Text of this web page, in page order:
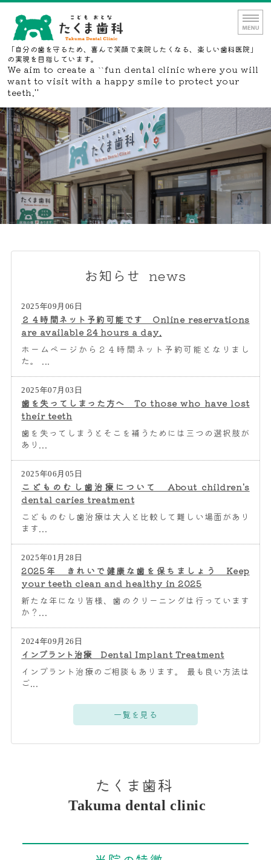
たくま歯科｜埼玉県富士見市
「自分の歯を守るため、喜んで笑顔で来院したくなる、楽しい歯科医院」
の実現を目指しています。
We aim to create a ``fun dental clinic where you will
want to visit with a happy smile to protect your
teeth.''
ホーム
医院の特徴
診療内容
院内紹介
お知らせ news
2025年09月06日
２４時間ネット予約可能です Online reservations
are available 24 hours a day.
ホームページから２４時間ネット予約可能となりまし
た。 ...
2025年07月03日
歯を失ってしまった方へ To those who have lost
their teeth
歯を失ってしまうとそこを補うためには三つの選択肢が
あり...
2025年06月05日
こどものむし歯治療について About children's
dental caries treatment
こどものむし歯治療は大人と比較して難しい場面があり
ます...
2025年01月28日
2025年 きれいで健康な歯を保ちましょう Keep
your teeth clean and healthy in 2025
新たな年になり皆様、歯のクリーニングは行っています
か？...
2024年09月26日
インプラント治療 Dental Implant Treatment
インプラント治療のご相談もあります。 最も良い方法は
ご...
一覧を見る
たくま歯科
Takuma dental clinic